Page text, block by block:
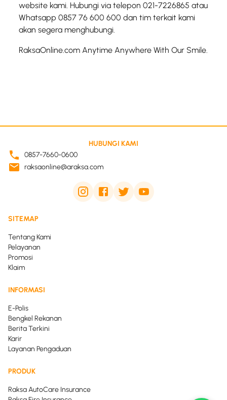
website kami. Hubungi via telepon 021-7226865 atau
Whatsapp 0857 76 600 600 dan tim terkait kami
akan segera menghubungi.
RaksaOnline.com Anytime Anywhere With Our Smile.
HUBUNGI KAMI
0857-7660-0600
raksaonline@araksa.com
SITEMAP
Tentang Kami
Pelayanan
Promosi
Klaim
INFORMASI
E-Polis
Bengkel Rekanan
Berita Terkini
Karir
Layanan Pengaduan
PRODUK
Raksa AutoCare Insurance